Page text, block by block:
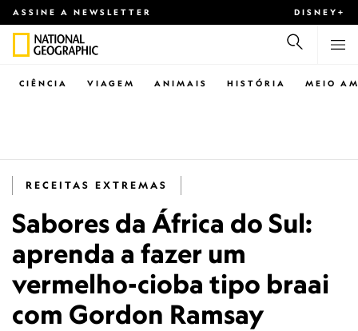
ASSINE A NEWSLETTER DISNEY+
CIÊNCIA VIAGEM ANIMAIS HISTÓRIA MEIO
RECEITAS EXTREMAS
Sabores da África do Sul:
aprenda a fazer um
vermelho-cioba tipo braai
com Gordon Ramsay